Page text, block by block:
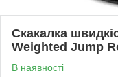
Скакалка
Weighted Jump
В наявності